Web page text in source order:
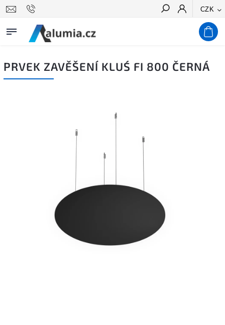
CZK
Hledat
PRVEK ZAVĚŠENÍ KLUŚ FI 800 ČERNÁ